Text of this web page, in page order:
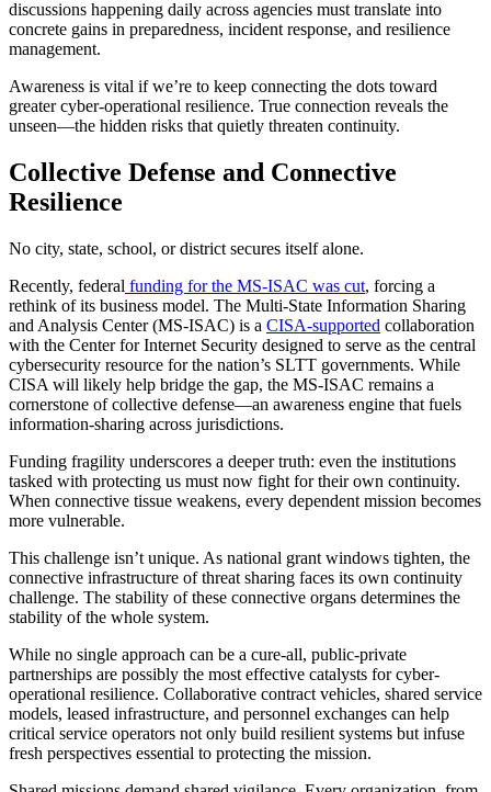
discussions happening daily across agencies must translate into
concrete gains in preparedness, incident response, and resilience
management.
Awareness is vital if we’re to keep connecting the dots toward
greater cyber-operational resilience. True connection reveals the
unseen—the hidden risks that quietly threaten continuity.
Collective Defense and Connective
Resilience
No city, state, school, or district secures itself alone.
Recently, federal funding for the MS-ISAC was cut, forcing a
rethink of its business model. The Multi-State Information Sharing
and Analysis Center (MS-ISAC) is a CISA-supported collaboration
with the Center for Internet Security designed to serve as the central
cybersecurity resource for the nation’s SLTT governments. While
CISA will likely help bridge the gap, the MS-ISAC remains a
cornerstone of collective defense—an awareness engine that fuels
information-sharing across jurisdictions.
Funding fragility underscores a deeper truth: even the institutions
tasked with protecting us must now fight for their own continuity.
When connective tissue weakens, every dependent mission becomes
more vulnerable.
This challenge isn’t unique. As national grant windows tighten, the
connective infrastructure of threat sharing faces its own continuity
challenge. The stability of these connective organs determines the
stability of the whole system.
While no single approach can be a cure-all, public-private
partnerships are possibly the most effective catalysts for cyber-
operational resilience. Collaborative contract vehicles, shared service
models, leased infrastructure, and personnel exchanges can help
critical service operators not only build resilient systems but infuse
fresh perspectives essential to protecting the mission.